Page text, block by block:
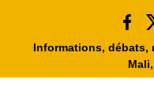
Informations, débats,